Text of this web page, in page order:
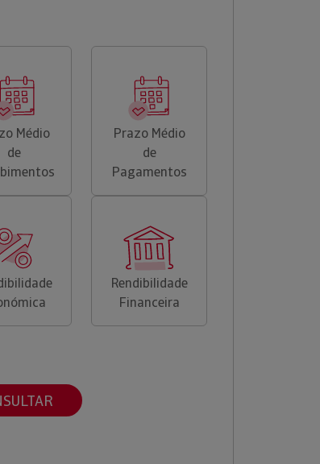
Médio
de
Prazo Médio
de
Pagamentos
Rendibilidade
Financeira